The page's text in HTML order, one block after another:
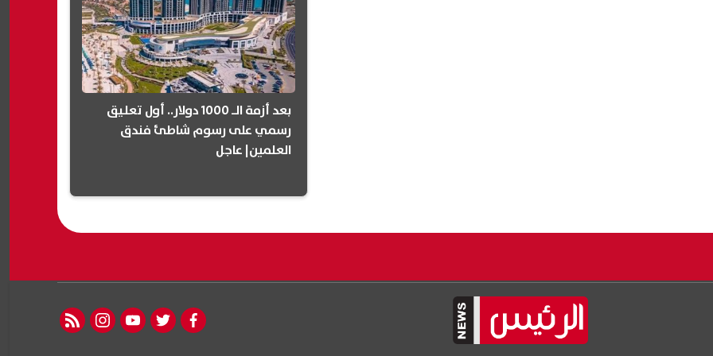
بعد أزمة الـ 1000 دولار.. أول تعليق
رسمي على رسوم شاطئ فندق
العلمين| عاجل
facebook
twitter
youtube
instagram
rss feed